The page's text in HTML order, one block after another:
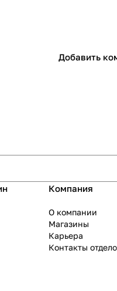
Добавить
Компания
О компании
Магазины
Карьера
Контакты